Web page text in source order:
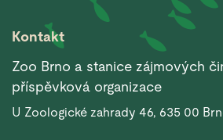
Kontakt
Zoo Brno a stanice zájmových
příspěvková organizace
U Zoologické zahrady 46, 635 00